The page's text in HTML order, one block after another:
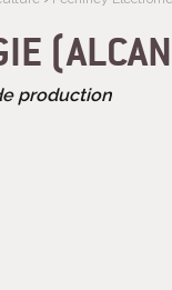
production